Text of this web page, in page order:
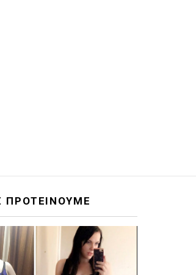
ΠΡΟΤΕΙΝΟΥΜΕ